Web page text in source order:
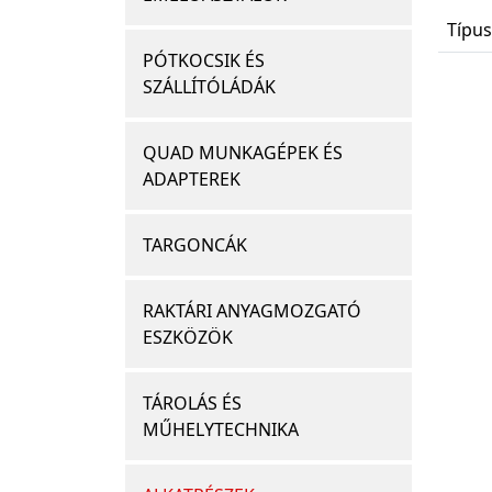
PÓTKOCSIK ÉS
SZÁLLÍTÓLÁDÁK
QUAD MUNKAGÉPEK ÉS
ADAPTEREK
TARGONCÁK
RAKTÁRI ANYAGMOZGATÓ
ESZKÖZÖK
TÁROLÁS ÉS
MŰHELYTECHNIKA